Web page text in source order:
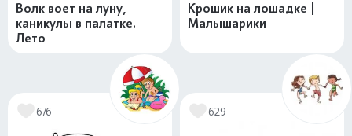
Волк воет на луну,
каникулы в палатке.
Лето
Крошик на лошадке |
Малышарики
676 629